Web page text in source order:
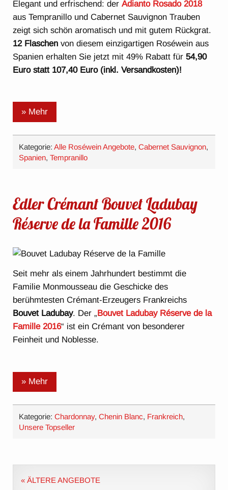
Elegant und erfrischend: derAdianto Rosado 2018
aus Tempranillo und Cabernet Sauvignon Trauben
zeigt sich schön aromatisch und mit gutem Rückgrat.
12 Flaschen von diesem einzigartigen Roséwein aus
Spanien erhalten Sie jetzt mit 49% Rabatt für54,90
Euro statt 107,40 Euro (inkl. Versandkosten)!
» Mehr
Kategorie:Alle Roséwein Angebote,Cabernet Sauvignon,
Spanien,Tempranillo
Edler Crémant Bouvet Ladubay
Réserve de la Famille 2016
Seit mehr als einem Jahrhundert bestimmt die
Familie Monmousseau die Geschicke des
berühmtesten Crémant-Erzeugers Frankreichs
Bouvet Ladubay. Der „Bouvet Ladubay Réserve de la
Famille 2016“ ist ein Crémant von besonderer
Feinheit und Noblesse.
» Mehr
Kategorie:Chardonnay,Chenin Blanc, Frankreich,
Unsere Topseller
« ÄLTERE ANGEBOTE